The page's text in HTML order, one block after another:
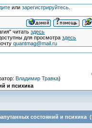
или зарегистрируйтесь.
читатьздесь
для просмотраздесь
quantmag@mail.ru
Владимир Травка)
и психика
состояний и психика